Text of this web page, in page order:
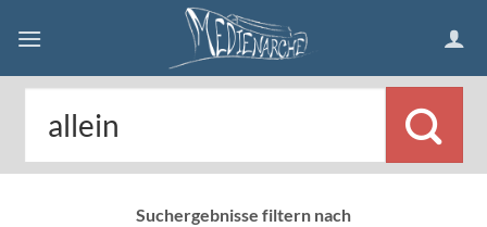
Suchergebnisse filtern nach